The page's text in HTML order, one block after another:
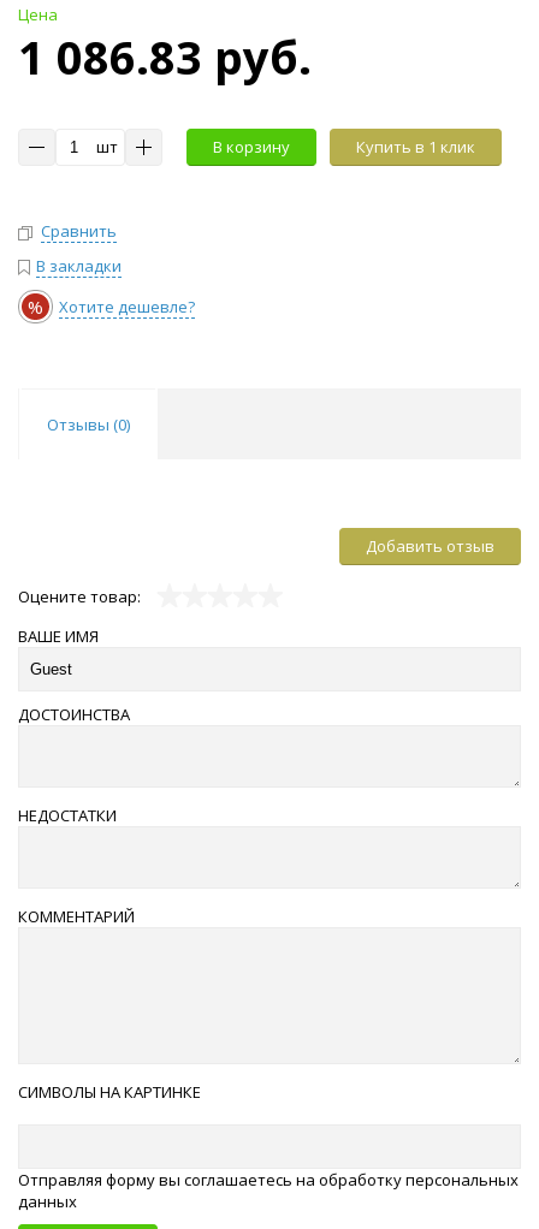
Цена
1 086.83 руб.
шт В корзину Купить в 1 клик
Сравнить
В закладки
% Хотите дешевле?
Отзывы (0)
Добавить отзыв
Оцените товар:
ВАШЕ ИМЯ
ДОСТОИНСТВА
НЕДОСТАТКИ
КОММЕНТАРИЙ
СИМВОЛЫ НА КАРТИНКЕ
Отправляя форму вы соглашаетесь на обработку персональных
данных